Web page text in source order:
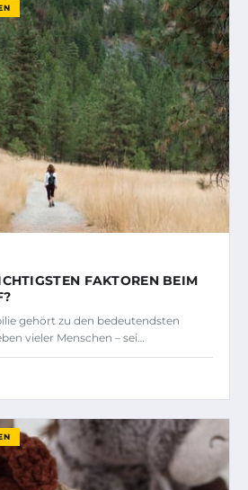
FAKTOREN BEIM
gehört zu den bedeutendsten
vieler Menschen – sei…